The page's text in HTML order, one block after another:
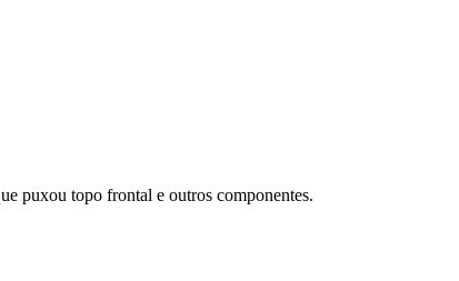
puxou topo frontal e outros componentes.